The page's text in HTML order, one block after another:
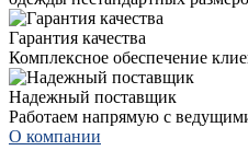
Гарантия качества
Комплексное обеспечение
Надежный поставщик
Работаем напрямую с
О компании